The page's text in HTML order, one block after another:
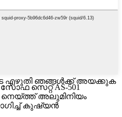
എഴുതി ഞങ്ങൾക്ക് അയക്കുക